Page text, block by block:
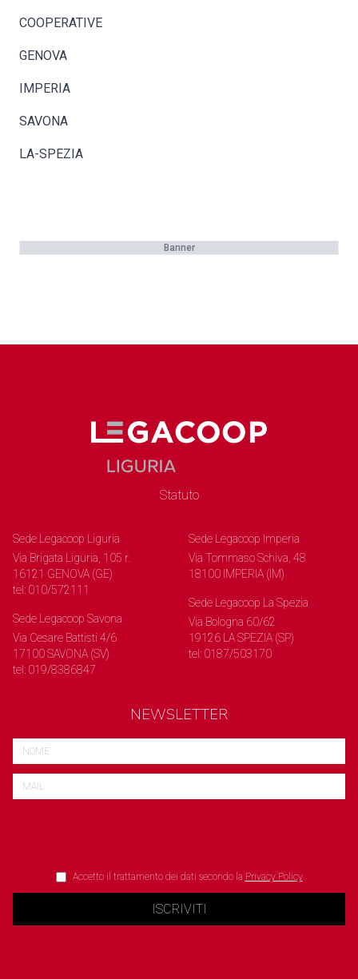
COOPERATIVE
GENOVA
IMPERIA
SAVONA
LA-SPEZIA
Banner
Statuto
Sede Legacoop Liguria
Via Brigata Liguria, 105 r.
16121 GENOVA (GE)
tel: 010/572111
Sede Legacoop Savona
Via Cesare Battisti 4/6
17100 SAVONA (SV)
tel: 019/8386847
Sede Legacoop Imperia
Via Tommaso Schiva, 48
18100 IMPERIA (IM)
Sede Legacoop La Spezia
Via Bologna 60/62
19126 LA SPEZIA (SP)
tel: 0187/503170
NEWSLETTER
Accetto il trattamento dei dati secondo la Privacy Policy
ISCRIVITI